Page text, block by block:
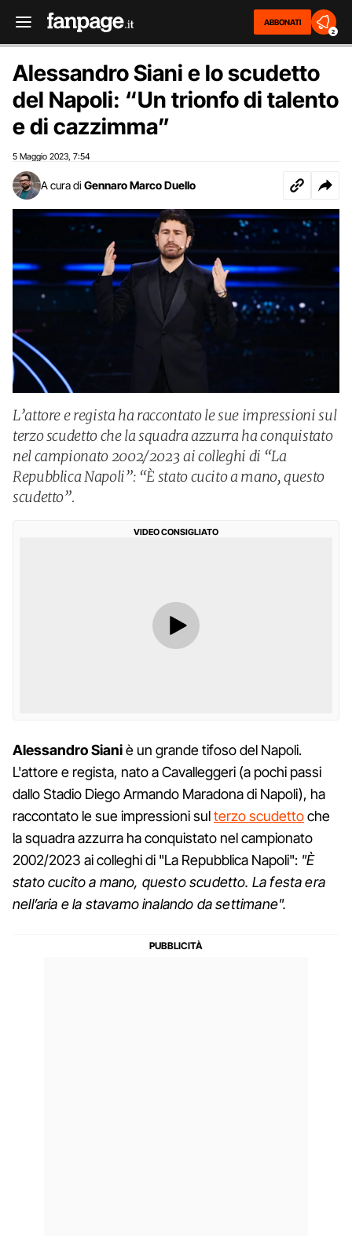
ABBONATI
2
Alessandro Siani e lo scudetto
del Napoli: “Un trionfo di talento
e di cazzimma”
5 Maggio 2023 7:54
A cura di Gennaro Marco Duello
L’attore e regista ha raccontato le sue impressioni sul
terzo scudetto che la squadra azzurra ha conquistato
nel campionato 2002/2023 ai colleghi di “La
Repubblica Napoli”: “È stato cucito a mano, questo
scudetto”.
VIDEO CONSIGLIATO
AlessandroSianiè un grande tifoso del Napoli.
L'attore e regista, nato a Cavalleggeri (a pochi passi
dallo Stadio Diego Armando Maradona di Napoli), ha
raccontato le sue impressioni sulterzo scudettoche
la squadra azzurra ha conquistato nel campionato
2002/2023 ai colleghi di "La Repubblica Napoli": "È
stato cucito a mano, questo scudetto. La festa era
nell’aria e la stavamo inalando da settimane".